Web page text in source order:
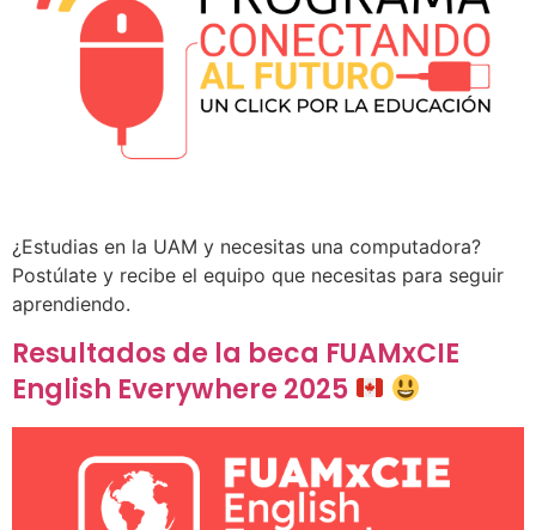
¿Estudias en la UAM y necesitas una computadora?
Postúlate y recibe el equipo que necesitas para seguir
aprendiendo.
Resultados de la beca FUAMxCIE
English Everywhere 2025